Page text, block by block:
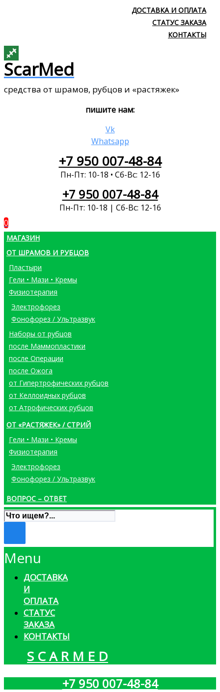
ДОСТАВКА И ОПЛАТА
СТАТУС ЗАКАЗА
КОНТАКТЫ
ScarMed
средства от шрамов, рубцов и «растяжек»
пишите нам:
Vk
Whatsapp
+7 950 007-48-84
Пн-Пт: 10-18 • Сб-Вс: 12-16
+7 950 007-48-84
Пн-Пт: 10-18 | Сб-Вс: 12-16
0
МАГАЗИН
ОТ ШРАМОВ И РУБЦОВ
Пластыри
Гели • Мази • Кремы
Физиотерапия
Электрофорез
Фонофорез / Ультразвук
Наборы от рубцов
после Маммопластики
после Операции
после Ожога
от Гипертрофических рубцов
от Келлоидных рубцов
от Атрофических рубцов
ОТ «РАСТЯЖЕК» / СТРИЙ
Гели • Мази • Кремы
Физиотерапия
Электрофорез
Фонофорез / Ультразвук
ВОПРОС – ОТВЕТ
Menu
ДОСТАВКА
И
ОПЛАТА
СТАТУС
ЗАКАЗА
КОНТАКТЫ
S C A R M E D
+7 950 007-48-84